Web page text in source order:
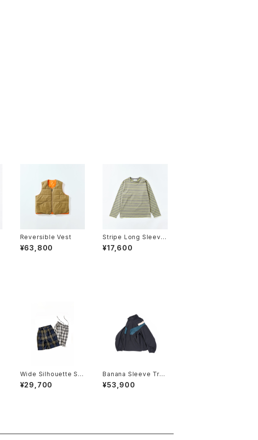
Reversible Vest
¥63,800
Stripe Long Sleeve
2025
¥17,600
Wide Silhouette Sh
ort Trouseres
¥29,700
Banana Sleeve Trac
k Jacket
¥53,900